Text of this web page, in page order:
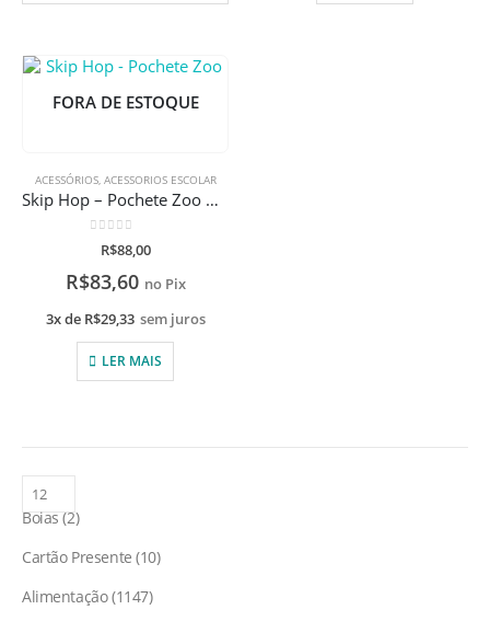
FORA DE ESTOQUE
ACESSÓRIOS, ACESSORIOS ESCOLAR
Skip Hop – Pochete Zoo Narval
de 5
R$88,00
R$83,60 no Pix
3x de R$29,33 sem juros
LER MAIS
Boias 2
Cartão Presente 10
Alimentação 1147